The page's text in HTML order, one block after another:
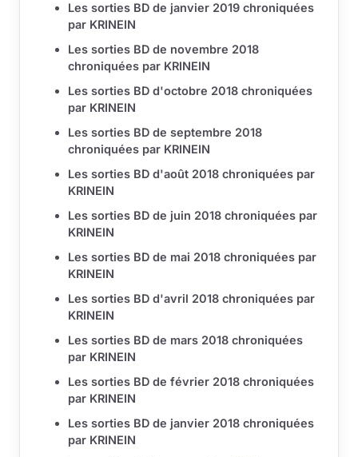
Les sorties BD de janvier 2019 chroniquées
par KRINEIN
Les sorties BD de novembre 2018
chroniquées par KRINEIN
Les sorties BD d'octobre 2018 chroniquées
par KRINEIN
Les sorties BD de septembre 2018
chroniquées par KRINEIN
Les sorties BD d'août 2018 chroniquées par
KRINEIN
Les sorties BD de juin 2018 chroniquées par
KRINEIN
Les sorties BD de mai 2018 chroniquées par
KRINEIN
Les sorties BD d'avril 2018 chroniquées par
KRINEIN
Les sorties BD de mars 2018 chroniquées
par KRINEIN
Les sorties BD de février 2018 chroniquées
par KRINEIN
Les sorties BD de janvier 2018 chroniquées
par KRINEIN